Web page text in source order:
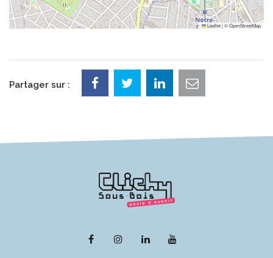
Leaflet|©OpenStreetMap
Partager sur :
Lien
Lien
Lien